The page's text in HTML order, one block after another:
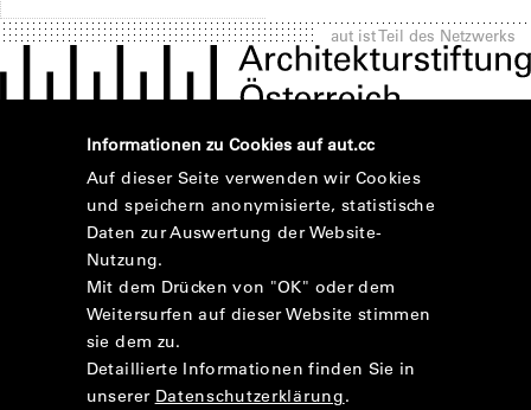
aut ist Teil des Netzwerks
Informationen zu Cookies auf aut.cc
Auf dieser Seite verwenden wir Cookies
und speichern anonymisierte, statistische
Daten zur Auswertung der Website-
Nutzung.
Mit dem Drücken von "OK" oder dem
Weitersurfen auf dieser Website stimmen
sie dem zu.
Detaillierte Informationen finden Sie in
unserer Datenschutzerklärung.